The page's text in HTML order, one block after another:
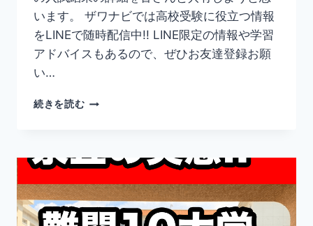
います。 ザワナビでは高校受験に役立つ情報
をLINEで随時配信中!! LINE限定の情報や学習
アドバイスもあるので、ぜひお友達登録お願
い…
続きを読む石
立
校
入
試